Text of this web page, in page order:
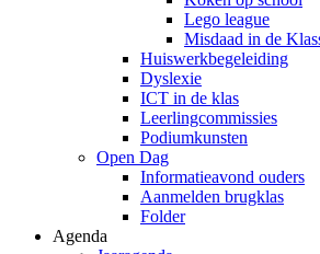
Lego league
Misdaad in de
Huiswerkbegeleiding
Dyslexie
ICT in de klas
Leerlingcommissies
Podiumkunsten
Open Dag
Informatieavond ouders
Aanmelden brugklas
Folder
Agenda